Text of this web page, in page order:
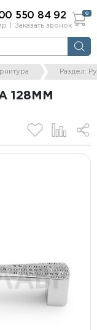
Заказать звонок
550 84 92 0
Раздел:
128ММ